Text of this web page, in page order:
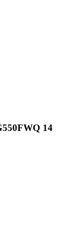
14